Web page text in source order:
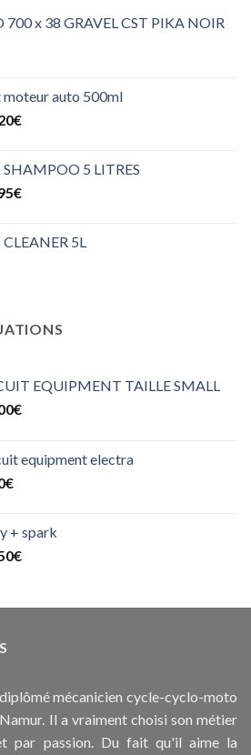
700 x 38 GRAVEL CST PIKA NOIR
moteur auto 500ml
:
€Le
est :
11,20€.
5 LITRES
:
€Le
est :
5L
EQUIPMENT TAILLE SMALL
:
€Le
est :
equipment electra
:
€Le
est :
9,50€.
+ spark
:
€Le
est :
mécanicien cycle-cyclo-moto
Il a vraiment choisi son métier
par passion. Du fait qu'il aime la